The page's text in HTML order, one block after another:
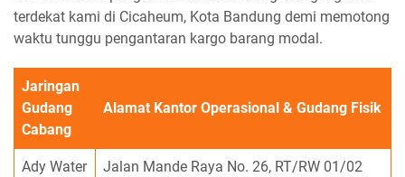
terdekat kami di Cicaheum, Kota Bandung demi memotong
waktu tunggu pengantaran kargo barang modal.
Jaringan
Gudang
Cabang
Alamat Kantor Operasional & Gudang Fisik
Ady Water
Jalan Mande Raya No. 26, RT/RW 01/02